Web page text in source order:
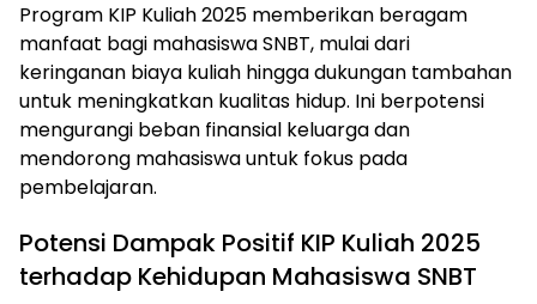
Program KIP Kuliah 2025 memberikan beragam
manfaat bagi mahasiswa SNBT, mulai dari
keringanan biaya kuliah hingga dukungan tambahan
untuk meningkatkan kualitas hidup. Ini berpotensi
mengurangi beban finansial keluarga dan
mendorong mahasiswa untuk fokus pada
pembelajaran.
Potensi Dampak Positif KIP Kuliah 2025
terhadap Kehidupan Mahasiswa SNBT